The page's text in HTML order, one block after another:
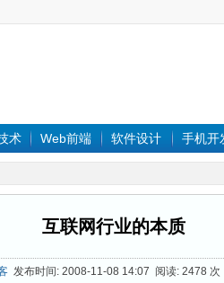
术 Web前端 软件设计 手机开
互联网行业的本质
发布时间: 2008-11-08 14:07 阅读: 2478